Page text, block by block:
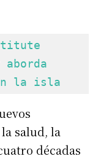
la isla
salud, la
décadas